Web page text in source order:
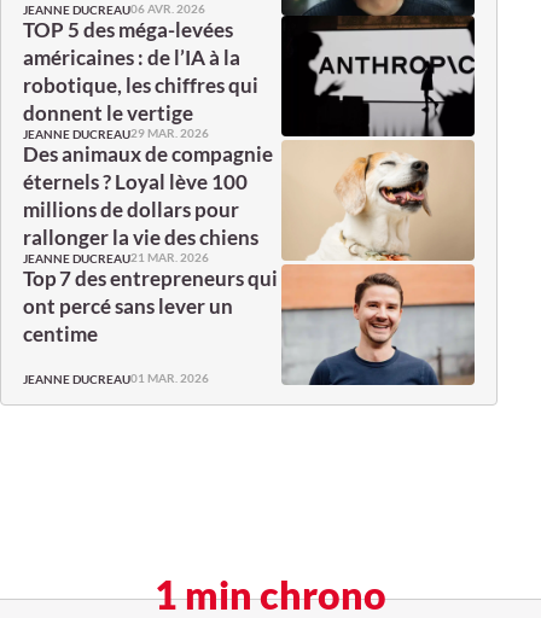
JEANNE DUCREAU06 AVR. 2026
TOP 5 des méga-levées
américaines : de l’IA à la
robotique, les chiffres qui
donnent le vertige
JEANNE DUCREAU29 MAR. 2026
Des animaux de compagnie
éternels ? Loyal lève 100
millions de dollars pour
rallonger la vie des chiens
JEANNE DUCREAU21 MAR. 2026
Top 7 des entrepreneurs qui
ont percé sans lever un
centime
JEANNE DUCREAU01 MAR. 2026
1 min chrono